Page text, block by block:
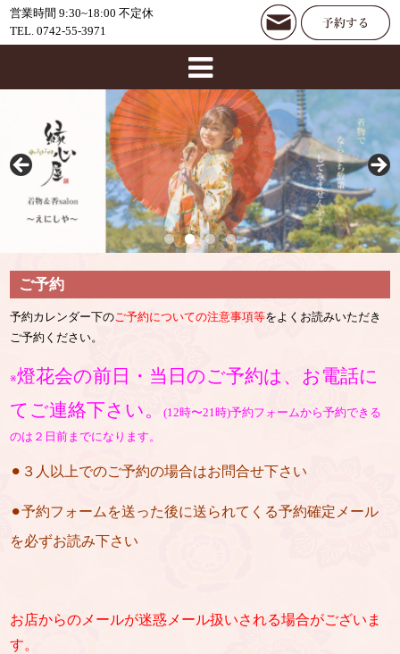
営業時間 9:30~18:00 不定休
TEL. 0742-55-3971
ご予約
予約カレンダー下のご予約についての注意事項等をよくお読みいただき
ご予約ください。
※燈花会の前日・当日のご予約は、お電話に
てご連絡下さい。(12時〜21時)予約フォームから予約できる
のは２日前までになります。
⚫︎３人以上でのご予約の場合はお問合せ下さい
⚫︎予約フォームを送った後に送られてくる予約確定メール
を必ずお読み下さい
お店からのメールが迷惑メール扱いされる場合がございま
す。